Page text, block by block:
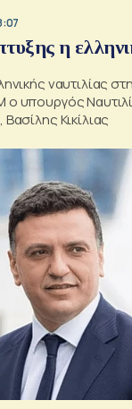
η
ναυτιλίας
ο υπουργός
Κικίλιας